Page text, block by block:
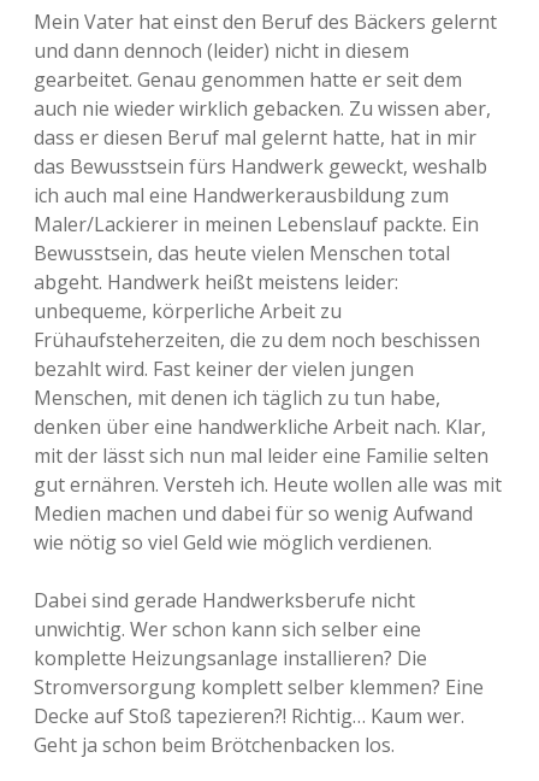
Visuelles
Wandnotizen
Adventskalender 2013
Adventskalender 2014
Adventskalender 2015
Adventskalender 2016
Adventskalender 2017
Adventskalender 2018
Adventskalender 2019
Adventskalender 2020
Adventskalender 2021
Adventskalender 2023
Adventskalender 2024
Mein Vater hat einst den Beruf des Bäckers gelernt
und dann dennoch (leider) nicht in diesem
gearbeitet. Genau genommen hatte er seit dem
auch nie wieder wirklich gebacken. Zu wissen aber,
dass er diesen Beruf mal gelernt hatte, hat in mir
das Bewusstsein fürs Handwerk geweckt, weshalb
ich auch mal eine Handwerkerausbildung zum
Maler/Lackierer in meinen Lebenslauf packte. Ein
Bewusstsein, das heute vielen Menschen total
abgeht. Handwerk heißt meistens leider:
unbequeme, körperliche Arbeit zu
Frühaufsteherzeiten, die zu dem noch beschissen
bezahlt wird. Fast keiner der vielen jungen
Menschen, mit denen ich täglich zu tun habe,
denken über eine handwerkliche Arbeit nach. Klar,
mit der lässt sich nun mal leider eine Familie selten
gut ernähren. Versteh ich. Heute wollen alle was mit
Medien machen und dabei für so wenig Aufwand
wie nötig so viel Geld wie möglich verdienen.
Dabei sind gerade Handwerksberufe nicht
unwichtig. Wer schon kann sich selber eine
komplette Heizungsanlage installieren? Die
Stromversorgung komplett selber klemmen? Eine
Decke auf Stoß tapezieren?! Richtig… Kaum wer.
Geht ja schon beim Brötchenbacken los.